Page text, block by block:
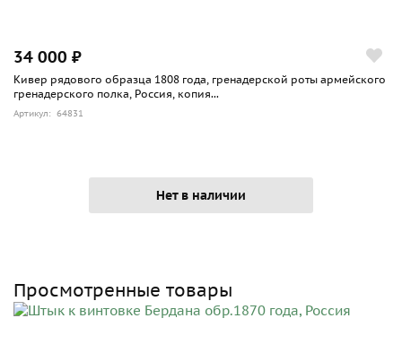
34 000 ₽
Кивер рядового образца 1808 года, гренадерской роты армейского
гренадерского полка, Россия, копия...
Артикул: 64831
Нет в наличии
Просмотренные товары